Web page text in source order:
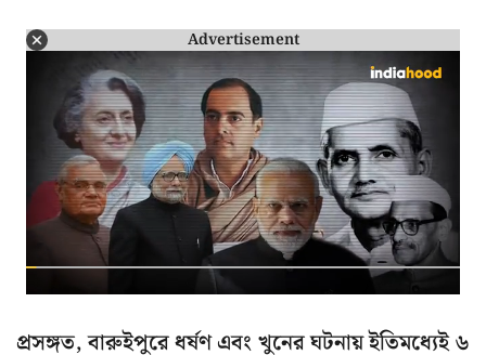
Advertisement
প্রসঙ্গত, বারুইপুরে ধর্ষণ এবং খুনের ঘটনায় ইতিমধ্যেই ৬